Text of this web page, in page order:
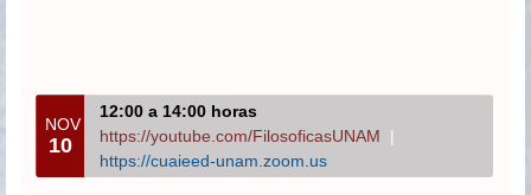
NOV
10
12:00 a 14:00 horas
https://youtube.com/FilosoficasUNAM
|
https://cuaieed-unam.zoom.us